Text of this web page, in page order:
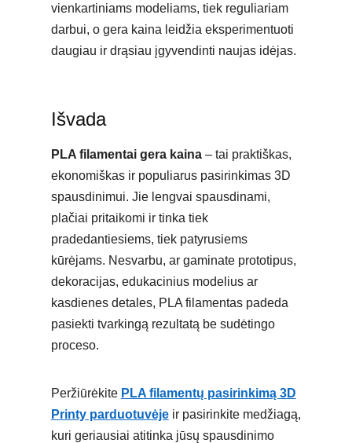
vienkartiniams modeliams, tiek reguliariam
darbui, o gera kaina leidžia eksperimentuoti
daugiau ir drąsiau įgyvendinti naujas idėjas.
Išvada
PLA filamentai gera kaina– tai praktiškas,
ekonomiškas ir populiarus pasirinkimas 3D
spausdinimui. Jie lengvai spausdinami,
plačiai pritaikomi ir tinka tiek
pradedantiesiems, tiek patyrusiems
kūrėjams. Nesvarbu, ar gaminate prototipus,
dekoracijas, edukacinius modelius ar
kasdienes detales, PLA filamentas padeda
pasiekti tvarkingą rezultatą be sudėtingo
proceso.
Peržiūrėkite PLA filamentų pasirinkimą 3D
Printy parduotuvėjeir pasirinkite medžiagą,
kuri geriausiai atitinka jūsų spausdinimo